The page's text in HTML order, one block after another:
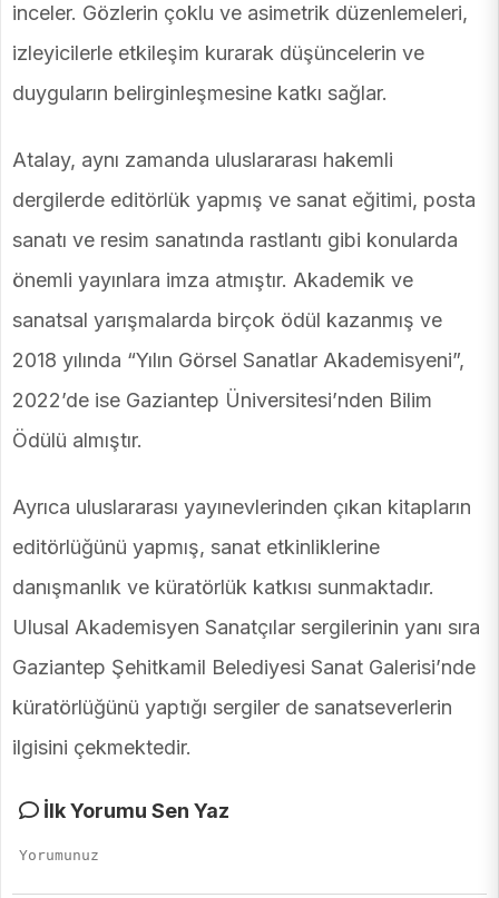
inceler. Gözlerin çoklu ve asimetrik düzenlemeleri,
izleyicilerle etkileşim kurarak düşüncelerin ve
duyguların belirginleşmesine katkı sağlar.
Atalay, aynı zamanda uluslararası hakemli
dergilerde editörlük yapmış ve sanat eğitimi, posta
sanatı ve resim sanatında rastlantı gibi konularda
önemli yayınlara imza atmıştır. Akademik ve
sanatsal yarışmalarda birçok ödül kazanmış ve
2018 yılında “Yılın Görsel Sanatlar Akademisyeni”,
2022’de ise Gaziantep Üniversitesi’nden Bilim
Ödülü almıştır.
Ayrıca uluslararası yayınevlerinden çıkan kitapların
editörlüğünü yapmış, sanat etkinliklerine
danışmanlık ve küratörlük katkısı sunmaktadır.
Ulusal Akademisyen Sanatçılar sergilerinin yanı sıra
Gaziantep Şehitkamil Belediyesi Sanat Galerisi’nde
küratörlüğünü yaptığı sergiler de sanatseverlerin
ilgisini çekmektedir.
İlk Yorumu Sen Yaz